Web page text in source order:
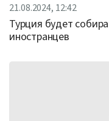
21.08.2024, 12:42
Турция будет
иностранцев